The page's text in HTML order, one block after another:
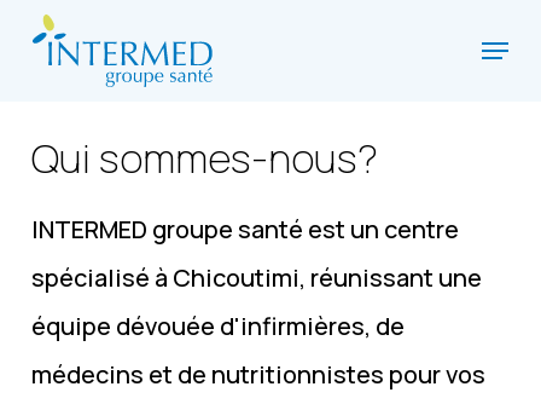
Menu
Qui sommes-nous?
INTERMED groupe santé est un centre
spécialisé à Chicoutimi, réunissant une
équipe dévouée d'infirmières, de
médecins et de nutritionnistes pour vos